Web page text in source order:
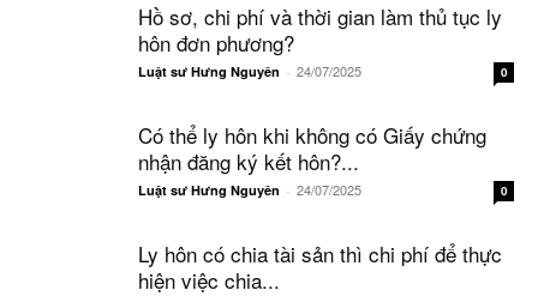
Hồ sơ, chi phí và thời gian làm thủ tục ly
hôn đơn phương?
Luật sư Hưng Nguyên - 24/07/2025 0
Có thể ly hôn khi không có Giấy chứng
nhận đăng ký kết hôn?...
Luật sư Hưng Nguyên - 24/07/2025 0
Ly hôn có chia tài sản thì chi phí để thực
hiện việc chia...